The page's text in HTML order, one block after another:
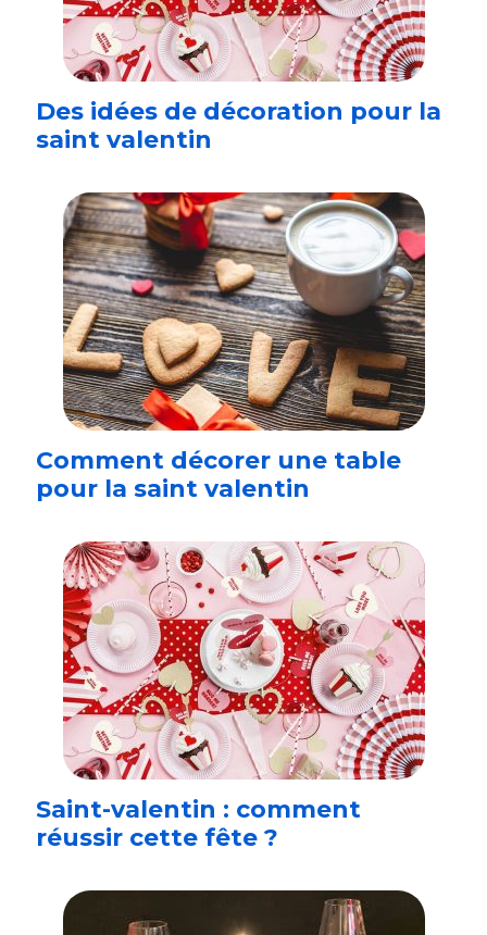
Des idées de décoration pour la
saint valentin
Comment décorer une table
pour la saint valentin
Saint-valentin : comment
réussir cette fête ?